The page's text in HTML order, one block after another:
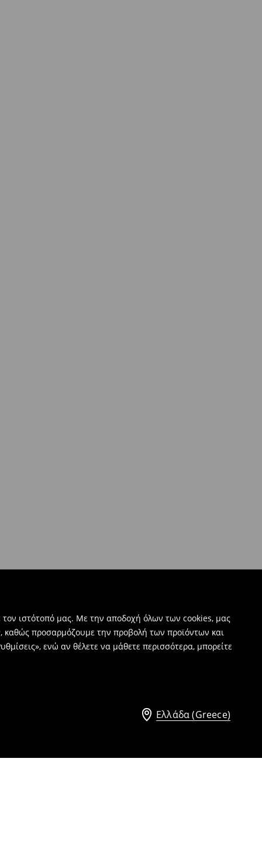
τον ιστότοπό μας. Με την αποδοχή όλων των cookies, μας
καθώς προσαρμόζουμε την προβολή των προϊόντων και
ενώ αν θέλετε να μάθετε περισσότερα, μπορείτε
Ελλάδα (Greece)